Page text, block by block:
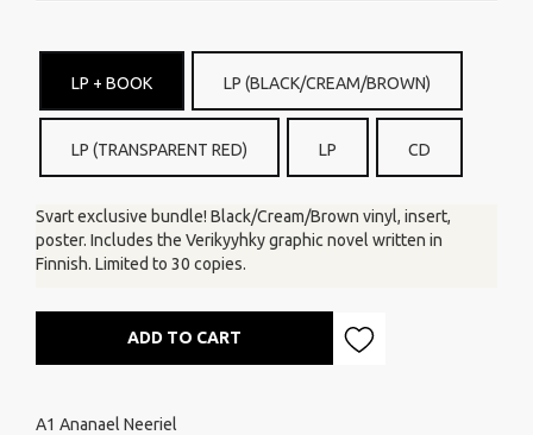
LP + BOOK LP (BLACK/CREAM/BROWN)
LP (TRANSPARENT RED) LP CD
Svart exclusive bundle! Black/Cream/Brown vinyl, insert,
poster. Includes the Verikyyhky graphic novel written in
Finnish. Limited to 30 copies.
ADD TO CART
A1 Ananael Neeriel